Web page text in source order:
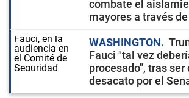
combate el
mayores a través
WASHINGTON
Fauci "tal vez
procesado", tras ser
desacato por el